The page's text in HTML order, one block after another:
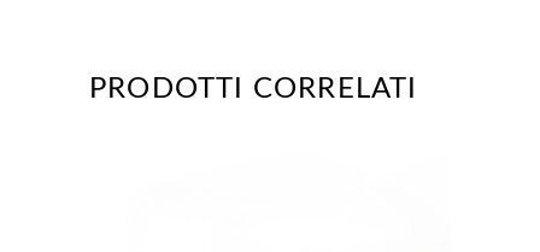
PRODOTTI CORRELATI